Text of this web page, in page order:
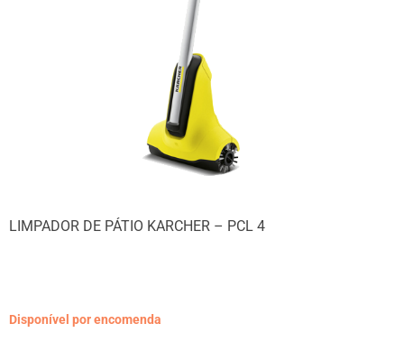
LIMPADOR DE PÁTIO KARCHER – PCL 4
Disponível por encomenda